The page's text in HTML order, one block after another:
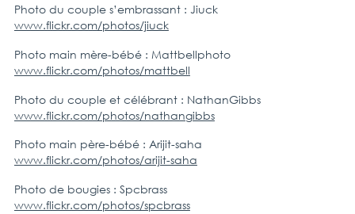
Photo du couple s’embrassant : Jiuck
www.flickr.com/photos/jiuck
Photo main mère-bébé : Mattbellphoto
www.flickr.com/photos/mattbell
Photo du couple et célébrant : NathanGibbs
www.flickr.com/photos/nathangibbs
Photo main père-bébé : Arijit-saha
www.flickr.com/photos/arijit-saha
Photo de bougies : Spcbrass
www.flickr.com/photos/spcbrass